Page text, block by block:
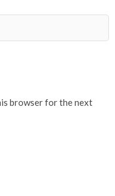
browser for the next